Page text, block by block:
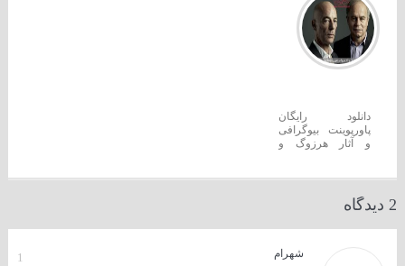
دانلود رایگان
پاورپوینت بیوگرافی
و آثار هرزوگ و
2 دیدگاه
1 شهرام